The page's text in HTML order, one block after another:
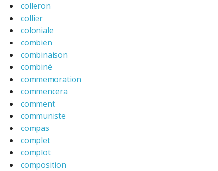
colleron
collier
coloniale
combien
combinaison
combiné
commemoration
commencera
comment
communiste
compas
complet
complot
composition